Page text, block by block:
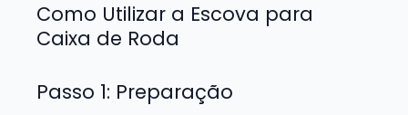
Como Utilizar a Escova para
Caixa de Roda
Passo 1: Preparação